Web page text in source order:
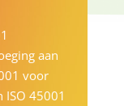
aan
voor
45001